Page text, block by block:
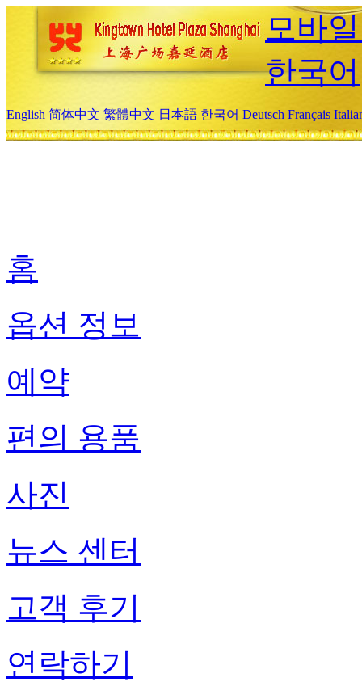
모바
한국어
English 简体中文 繁體中文 日本語 한국어 Deutsch Français
홈
옵션 정보
예약
편의 용품
사진
뉴스 센터
고객 후기
연락하기